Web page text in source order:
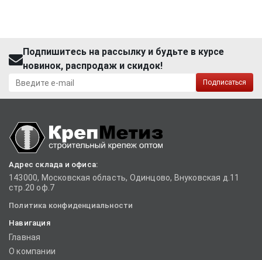
Подпишитесь на рассылку и будьте в курсе
новинок, распродаж и скидок!
Подписаться
Адрес склада и офиса:
143000, Московская область, Одинцово, Внуковская д.11
стр.20 оф.7
Политика конфиденциальности
Навигация
Главная
О компании